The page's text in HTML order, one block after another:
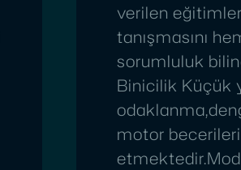
verilen
tanışmasını
sorumluluk
Binicilik Küçük
motor